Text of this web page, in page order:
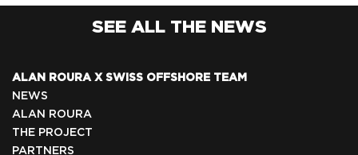
SEE ALL THE NEWS
ALAN ROURA X SWISS OFFSHORE TEAM
NEWS
ALAN ROURA
THE PROJECT
PARTNERS